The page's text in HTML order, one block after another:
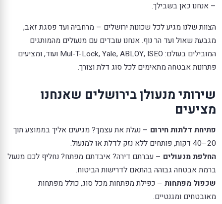
– אנחנו כאן בשבילך.
הצוות שלנו מגיע לכל שכונות ירושלים – מרחביה ועד פסגת זאב,
מגבעת שאול ועד הר נוף. אנחנו עובדים עם מנעולים מהמותגים
המובילים בעולם: Mul-T-Lock, Yale, ABLOY, ISEO ועוד, ומציעים
פתרונות אבטחה מתאימים לכל סוג דלת וצורך.
שירותי מנעולן בירושלים שאנחנו
מציעים
פתיחת דלתות חירום – נעלת את עצמך? מגיעים אליך בממוצע תוך
20–40 דקות, פותחים ללא נזק לדלת או למנעול.
החלפת מנעולים – עברתם דירה? איבדתם מפתח? נחליף לכם מנעול
ברמת אבטחה גבוהה בהתאם לדרישות הביטוח.
שכפול מפתחות – כפילת מפתחות מכל סוג, כולל מפתחות
מאובטחים ומגנטיים.